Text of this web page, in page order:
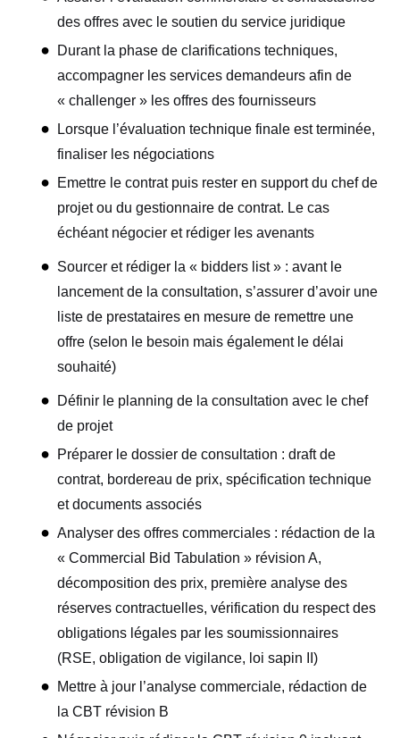
des offres avec le soutien du service juridique
Durant la phase de clarifications techniques,
accompagner les services demandeurs afin de
« challenger » les offres des fournisseurs
Lorsque l’évaluation technique finale est terminée,
finaliser les négociations
Emettre le contrat puis rester en support du chef de
projet ou du gestionnaire de contrat. Le cas
échéant négocier et rédiger les avenants
Sourcer et rédiger la « bidders list » : avant le
lancement de la consultation, s’assurer d’avoir une
liste de prestataires en mesure de remettre une
offre (selon le besoin mais également le délai
souhaité)
Définir le planning de la consultation avec le chef
de projet
Préparer le dossier de consultation : draft de
contrat, bordereau de prix, spécification technique
et documents associés
Analyser des offres commerciales : rédaction de la
« Commercial Bid Tabulation » révision A,
décomposition des prix, première analyse des
réserves contractuelles, vérification du respect des
obligations légales par les soumissionnaires
(RSE, obligation de vigilance, loi sapin II)
Mettre à jour l’analyse commerciale, rédaction de
la CBT révision B